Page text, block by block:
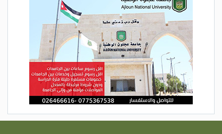
بعض الأحيان بينما يسمعون صرخات طلب
المساعدة.
ويقدم البنك الدولي لتركيا 1.78 مليار دولار في
شكل تمويل للإغاثة والتعافي، سيتوفر منها
780 مليون دولار على الفور. وستقدم الوكالة
الأميركية للتنمية الدولية 85 مليون دولار
كمساعدات إنسانية عاجلة لتركيا وسوريا.
وكالات